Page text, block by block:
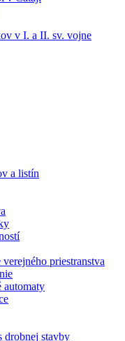
v I. a II. sv. vojne
a listín
priestranstva
automaty
drobnej stavby